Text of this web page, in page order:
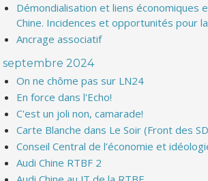
Démondialisation et liens économiques
Chine. Incidences et opportunités pour
Ancrage associatif
septembre 2024
On ne chôme pas sur LN24
En force dans l'Echo!
C'est un joli non, camarade!
Carte Blanche dans Le Soir (Front des
Conseil Central de l’économie et
Audi Chine RTBF 2